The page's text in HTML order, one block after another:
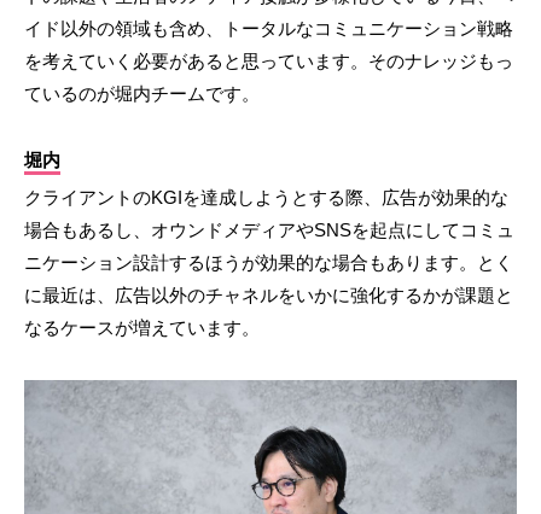
イド以外の領域も含め、トータルなコミュニケーション戦略
を考えていく必要があると思っています。そのナレッジもっ
ているのが堀内チームです。
堀内
クライアントのKGIを達成しようとする際、広告が効果的な
場合もあるし、オウンドメディアやSNSを起点にしてコミュ
ニケーション設計するほうが効果的な場合もあります。とく
に最近は、広告以外のチャネルをいかに強化するかが課題と
なるケースが増えています。